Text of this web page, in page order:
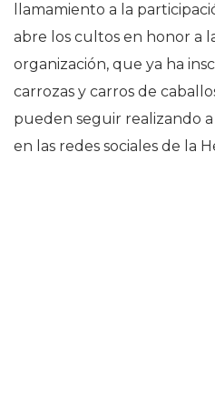
llamamiento a la
abre los cultos en honor a
organización, que ya ha
carrozas y carros de
pueden seguir realizando
en las redes sociales de la